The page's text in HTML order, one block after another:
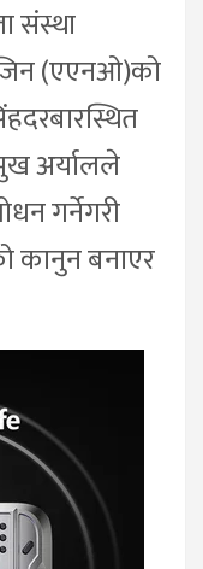
संस्था
(एएनओ)को
अर्यालले
गर्नेगरी
कानुन बनाएर